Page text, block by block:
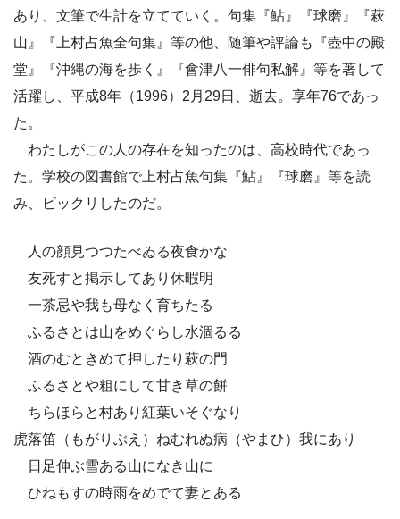
あり、文筆で生計を立てていく。句集『鮎』『球磨』『萩
山』『上村占魚全句集』等の他、随筆や評論も『壺中の殿
堂』『沖縄の海を歩く』『會津八一俳句私解』等を著して
活躍し、平成8年（1996）2月29日、逝去。享年76であっ
た。
わたしがこの人の存在を知ったのは、高校時代であっ
た。学校の図書館で上村占魚句集『鮎』『球磨』等を読
み、ビックリしたのだ。
人の顔見つつたべゐる夜食かな
友死すと掲示してあり休暇明
一茶忌や我も母なく育ちたる
ふるさとは山をめぐらし水涸るる
酒のむときめて押したり萩の門
ふるさとや粗にして甘き草の餅
ちらほらと村あり紅葉いそぐなり
虎落笛（もがりぶえ）ねむれぬ病（やまひ）我にあり
日足伸ぶ雪ある山になき山に
ひねもすの時雨をめでて妻とある